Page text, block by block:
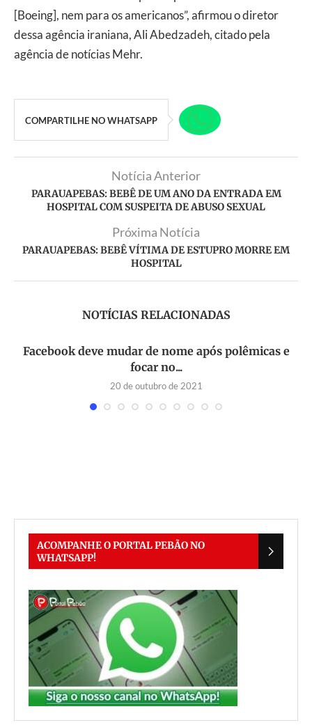
[Boeing], nem para os americanos”, afirmou o diretor
dessa agência iraniana, Ali Abedzadeh, citado pela
agência de notícias Mehr.
COMPARTILHE NO WHATSAPP
Notícia Anterior
PARAUAPEBAS: BEBÊ DE UM ANO DA ENTRADA EM
HOSPITAL COM SUSPEITA DE ABUSO SEXUAL
Próxima Notícia
PARAUAPEBAS: BEBÊ VÍTIMA DE ESTUPRO MORRE EM
HOSPITAL
NOTÍCIAS RELACIONADAS
Facebook deve mudar de nome após polêmicas e
focar no...
20 de outubro de 2021
ACOMPANHE O PORTAL PEBÃO NO
WHATSAPP!